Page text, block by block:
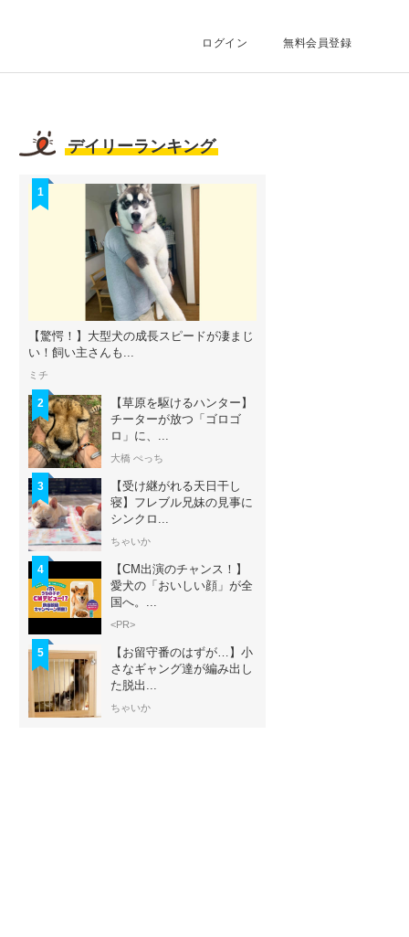
ログイン 無料会員登録
デイリーランキング
1
【驚愕！】大型犬の成長スピードが凄まじ
い！飼い主さんも...
ミチ
2
【草原を駆けるハンター】
チーターが放つ「ゴロゴ
ロ」に、...
大橋 ぺっち
3
【受け継がれる天日干し
寝】フレブル兄妹の見事に
シンクロ...
ちゃいか
4
【CM出演のチャンス！】
愛犬の「おいしい顔」が全
国へ。...
<PR>
5
【お留守番のはずが…】小
さなギャング達が編み出し
た脱出...
ちゃいか